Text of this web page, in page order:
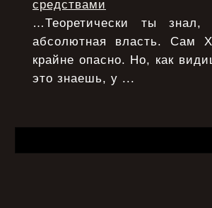
средствами
…Теоретически ты
абсолютная власть. Сам
крайне опасно. Но, как
это знаешь, у ...